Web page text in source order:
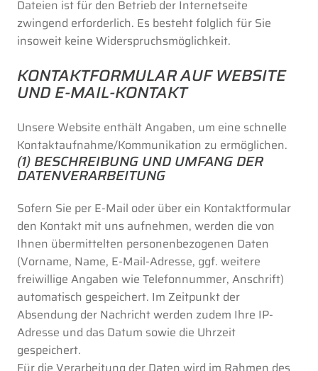
Dateien ist für den Betrieb der Internetseite
zwingend erforderlich. Es besteht folglich für Sie
insoweit keine Widerspruchsmöglichkeit.
KONTAKTFORMULAR AUF WEBSITE
UND E-MAIL-KONTAKT
Unsere Website enthält Angaben, um eine schnelle
Kontaktaufnahme/Kommunikation zu ermöglichen.
(1) BESCHREIBUNG UND UMFANG DER
DATENVERARBEITUNG
Sofern Sie per E-Mail oder über ein Kontaktformular
den Kontakt mit uns aufnehmen, werden die von
Ihnen übermittelten personenbezogenen Daten
(Vorname, Name, E-Mail-Adresse, ggf. weitere
freiwillige Angaben wie Telefonnummer, Anschrift)
automatisch gespeichert. Im Zeitpunkt der
Absendung der Nachricht werden zudem Ihre IP-
Adresse und das Datum sowie die Uhrzeit
gespeichert.